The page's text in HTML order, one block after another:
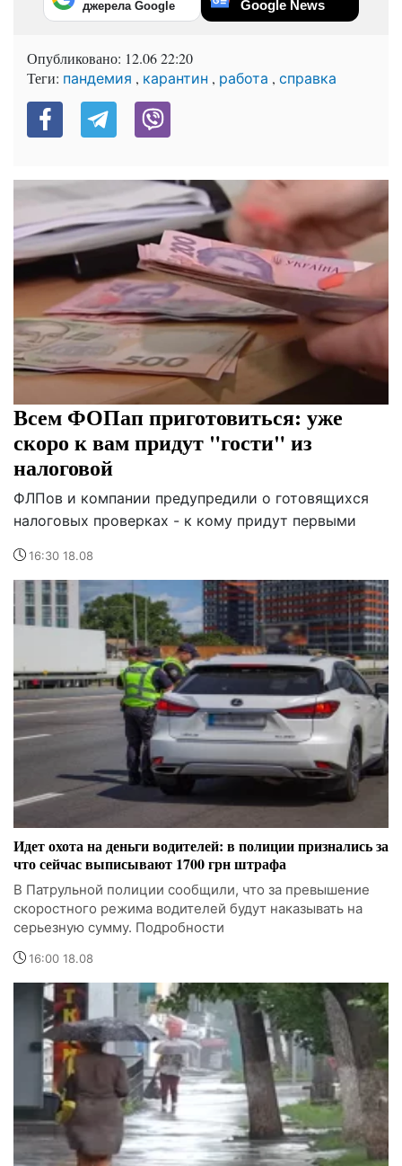
джерела Google Google News
Опубликовано: 12.06 22:20
Теги: пандемия , карантин , работа , справка
Всем ФОПап приготовиться: уже
скоро к вам придут "гости" из
налоговой
ФЛПов и компании предупредили о готовящихся
налоговых проверках - к кому придут первыми
16:30 18.08
Идет охота на деньги водителей: в полиции признались за
что сейчас выписывают 1700 грн штрафа
В Патрульной полиции сообщили, что за превышение
скоростного режима водителей будут наказывать на
серьезную сумму. Подробности
16:00 18.08